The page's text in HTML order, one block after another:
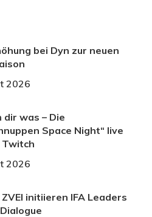
bei Dyn zur neuen
2026
dir was – Die
Space Night“ live
Twitch
2026
ZVEI initiieren IFA Leaders